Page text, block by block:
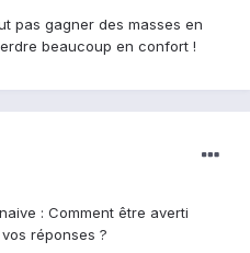
pas gagner des masses en
beaucoup en confort !
: Comment être averti
réponses ?